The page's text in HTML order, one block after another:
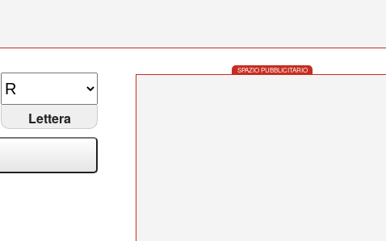
Lettera
SPAZIO PUBBLICITARIO